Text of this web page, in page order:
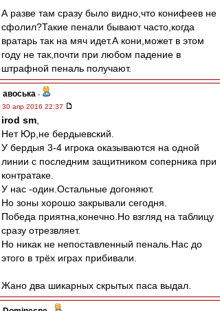
А разве там сразу было видно,что конифеев не
сфолил?Такие пенали бывают часто,когда
вратарь так на мяч идет.А кони,может в этом
году не так,почти при любом падение в
штрафной пеналь получают.
авоська -
30 апр 2016 22:37
irod sm
Нет Юр,не бердыевский.
У бердыя 3-4 игрока оказываются на одной
линии с последним защитником соперника при
контратаке.
У нас -один.Остальные догоняют.
Но зоны хорошо закрывали сегодня.
Победа приятна,конечно.Но взгляд на таблицу
сразу отрезвляет.
Но никак не непоставленный пеналь.Нас до
этого в трёх играх прибивали.
Жано два шикарных скрытых паса выдал.